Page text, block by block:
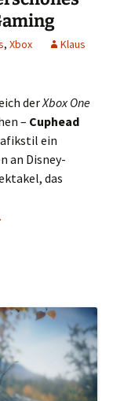
, Xbox
Klaus
derXbox One
– Cuphead
ein
an Disney-
das